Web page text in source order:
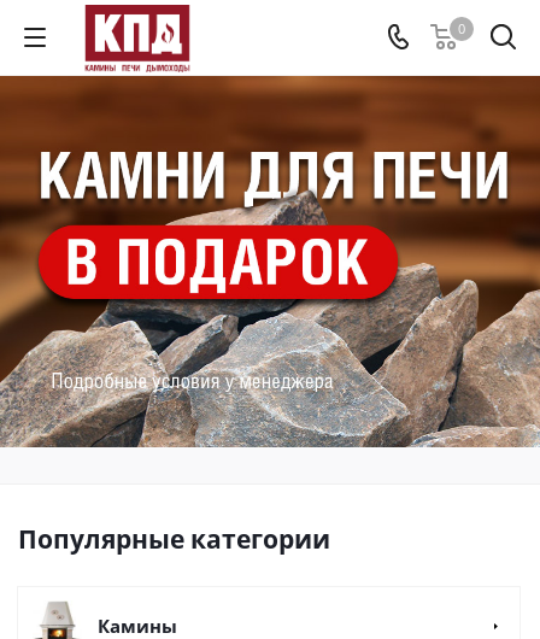
0
Популярные категории
Камины